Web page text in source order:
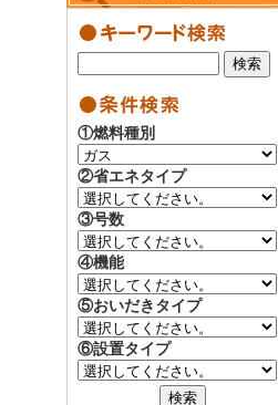
①燃料種別
②省エネタイプ
③号数
④機能
⑤おいだきタイプ
⑥設置タイプ